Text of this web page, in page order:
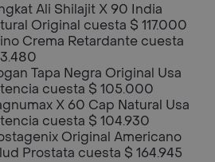
Ali Shilajit X 90 India
Original cuesta $ 117.000
Crema Retardante cuesta
Tapa Negra Original Usa
cuesta $ 105.000
X 60 Cap Natural Usa
cuesta $ 104.930
Original Americano
Prostata cuesta $ 164.945